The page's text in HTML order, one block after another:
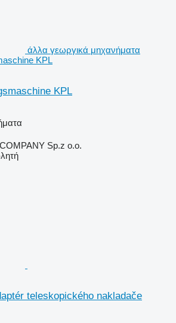
άλλα γεωργικά μηχανήματα
KPL
KPL
Sp.z o.o.
teleskopického nakladače